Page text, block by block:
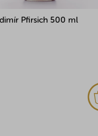
Pfirsich 500 ml